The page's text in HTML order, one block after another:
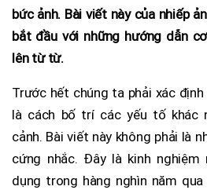
bức ảnh. Bài viết này của nhiếp
bắt đầu với những hướng dẫn
lên từ từ.
Trước hết chúng ta phải xác định
là cách bố trí các yếu tố khác
cảnh. Bài viết này không phải là
cứng nhắc. Đây là kinh
dụng trong hàng nghìn năm